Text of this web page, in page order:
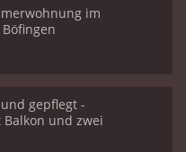
im
gepflegt -
und zwei